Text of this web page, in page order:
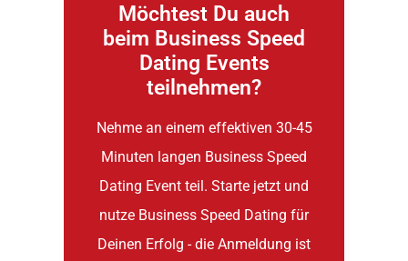
Möchtest Du auch
beim Business Speed
Dating Events
teilnehmen?
Nehme an einem effektiven 30-45
Minuten langen Business Speed
Dating Event teil. Starte jetzt und
nutze Business Speed Dating für
Deinen Erfolg - die Anmeldung ist